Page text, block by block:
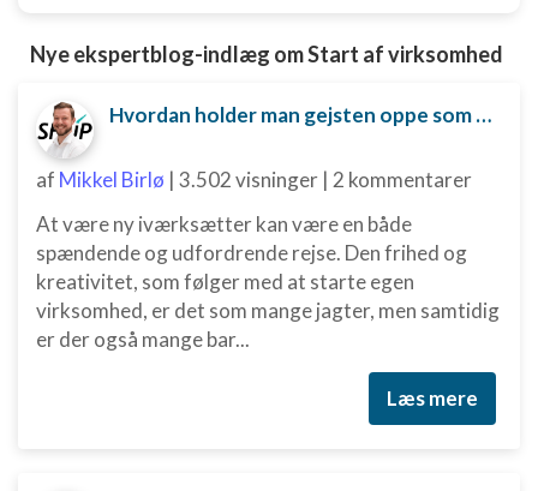
Nye ekspertblog-indlæg om Start af virksomhed
Hvordan holder man gejsten oppe som ny iværksætter?
af Mikkel Birlø | 3.502 visninger | 2 kommentarer
At være ny iværksætter kan være en både
spændende og udfordrende rejse. Den frihed og
kreativitet, som følger med at starte egen
virksomhed, er det som mange jagter, men samtidig
er der også mange bar...
Læs mere